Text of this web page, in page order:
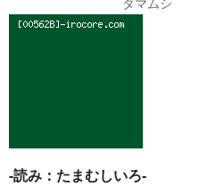
-読み：たまむしいろ-